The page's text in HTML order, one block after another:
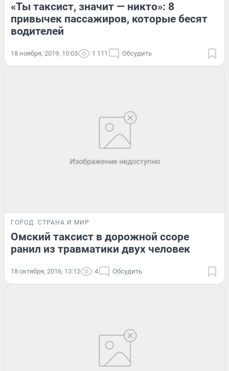
«Ты таксист, значит — никто»: 8
привычек пассажиров, которые бесят
водителей
18 ноября, 2019, 10:03 1 111 Обсудить
ГОРОД СТРАНА И МИР
Омский таксист в дорожной ссоре
ранил из травматики двух человек
18 октября, 2016, 13:12 4 Обсудить